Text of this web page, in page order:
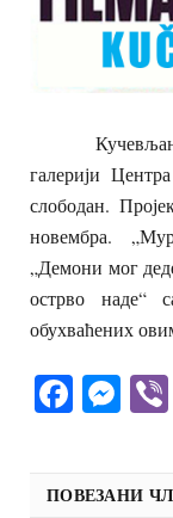
Кучевљани
галерији
слободан.
новембра.
„Демони мог
острво наде“
обухваћених
ПОВЕЗАНИ